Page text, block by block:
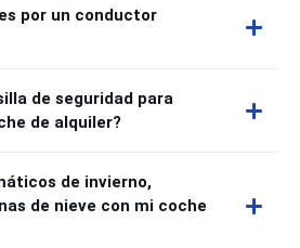
por un conductor
de seguridad para
de alquiler?
de invierno,
de nieve con mi coche